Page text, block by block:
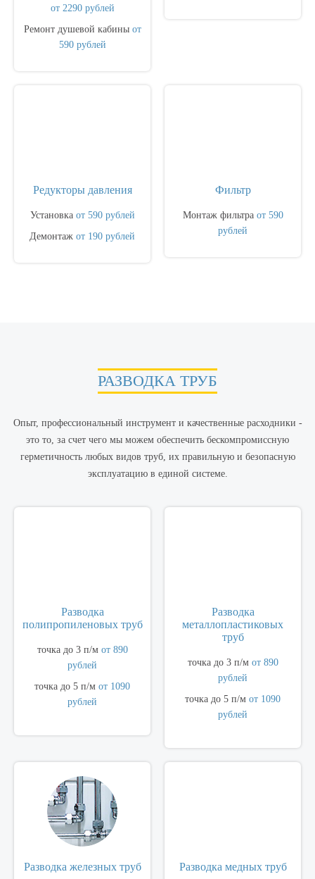
от 2290 рублей
Ремонт душевой кабины от
590 рублей
Редукторы давления
Установка от 590 рублей
Демонтаж от 190 рублей
Фильтр
Монтаж фильтра от 590
рублей
РАЗВОДКА ТРУБ
Опыт, профессиональный инструмент и качественные расходники -
это то, за счет чего мы можем обеспечить бескомпромиссную
герметичность любых видов труб, их правильную и безопасную
эксплуатацию в единой системе.
Разводка
полипропиленовых труб
точка до 3 п/м от 890
рублей
точка до 5 п/м от 1090
рублей
Разводка
металлопластиковых
труб
точка до 3 п/м от 890
рублей
точка до 5 п/м от 1090
рублей
Разводка железных труб Разводка медных труб